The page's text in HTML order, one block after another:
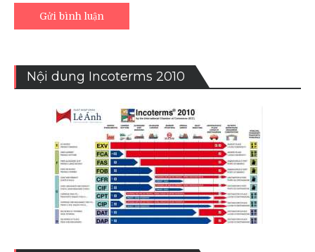
Nội dung Incoterms 2010